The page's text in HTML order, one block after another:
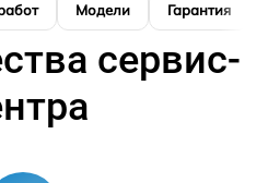
Модели Гарантия
сервис-